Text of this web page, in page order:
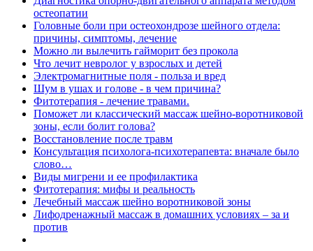
остеопатии
Головные боли при остеохондрозе шейного отдела:
причины, симптомы, лечение
Можно ли вылечить гайморит без прокола
Что лечит невролог у взрослых и детей
Электромагнитные поля - польза и вред
Шум в ушах и голове - в чем причина?
Фитотерапия - лечение травами.
Поможет ли классический массаж шейно-воротниковой
зоны, если болит голова?
Восстановление после травм
Консультация психолога-психотерапевта: вначале было
слово…
Виды мигрени и ее профилактика
Фитотерапия: мифы и реальность
Лечебный массаж шейно воротниковой зоны
Лифодренажный массаж в домашних условиях – за и
против